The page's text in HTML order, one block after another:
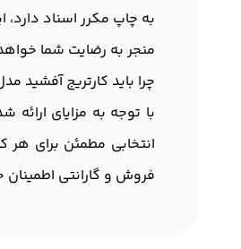
به چاپ مکرر اسناد
منجر به رضایت شما
چرا باید کارتریج آفشید مدل 108 را انتخاب
انتخابی مطمئن برای
فروش و گارانتی اطمینان